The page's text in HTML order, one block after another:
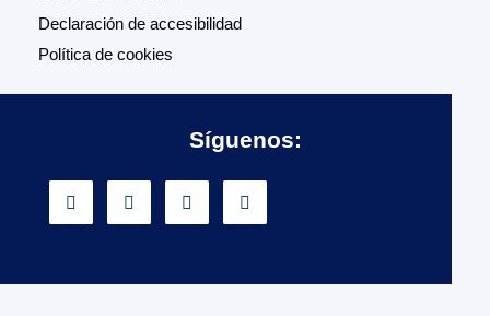
Declaración de accesibilidad
Política de cookies
Síguenos: